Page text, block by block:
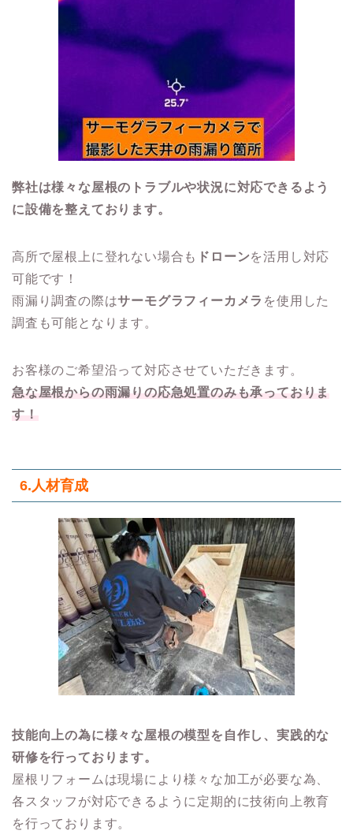
弊社は様々な屋根のトラブルや状況に対応できるよう
に設備を整えております。
高所で屋根上に登れない場合も ドローンを活用し対応
可能です！
雨漏り調査の際はサーモグラフィーカメラ を使用した
調査も可能となります。
お客様のご希望沿って対応させていただきます。
急な屋根からの雨漏りの応急処置のみも承っておりま
す！
6.人材育成
技能向上の為に様々な屋根の模型を自作し、実践的な
研修を行っております。
屋根リフォームは現場により様々な加工が必要な為、
各スタッフが対応できるように定期的に技術向上教育
を行っております。